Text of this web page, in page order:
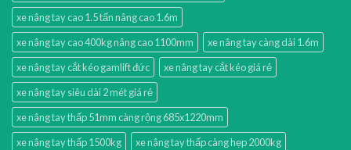
xe nâng tay cao 1.5 tấn nâng cao 1.6m
xe nâng tay cao 400kg nâng cao 1100mm
xe nâng tay càng dài 1.6m
xe nâng tay cắt kéo gamlift đức
xe nâng tay cắt kéo giá rẻ
xe nâng tay siêu dài 2 mét giá rẻ
xe nâng tay thấp 51mm càng rộng 685x1220mm
xe nâng tay thấp 1500kg
xe nâng tay thấp càng hẹp 2000kg